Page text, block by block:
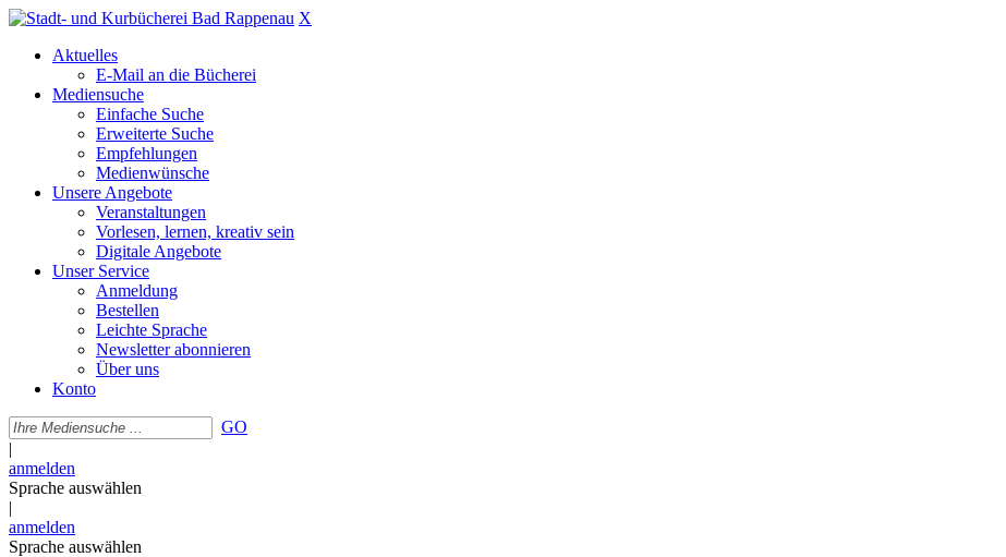
X
Aktuelles
E-Mail an die Bücherei
Mediensuche
Einfache Suche
Erweiterte Suche
Empfehlungen
Medienwünsche
Unsere Angebote
Veranstaltungen
Vorlesen, lernen, kreativ sein
Digitale Angebote
Unser Service
Anmeldung
Bestellen
Leichte Sprache
Newsletter abonnieren
Über uns
Konto
GO
|
anmelden
Sprache auswählen
|
anmelden
Sprache auswählen